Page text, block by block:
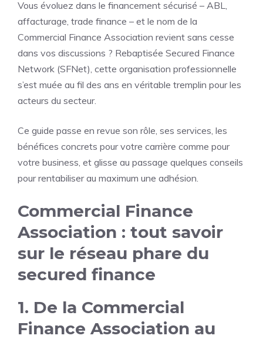
Vous évoluez dans le financement sécurisé – ABL,
affacturage, trade finance – et le nom de la
Commercial Finance Association revient sans cesse
dans vos discussions ? Rebaptisée Secured Finance
Network (SFNet), cette organisation professionnelle
s’est muée au fil des ans en véritable tremplin pour les
acteurs du secteur.
Ce guide passe en revue son rôle, ses services, les
bénéfices concrets pour votre carrière comme pour
votre business, et glisse au passage quelques conseils
pour rentabiliser au maximum une adhésion.
Commercial Finance
Association : tout savoir
sur le réseau phare du
secured finance
1. De la Commercial
Finance Association au